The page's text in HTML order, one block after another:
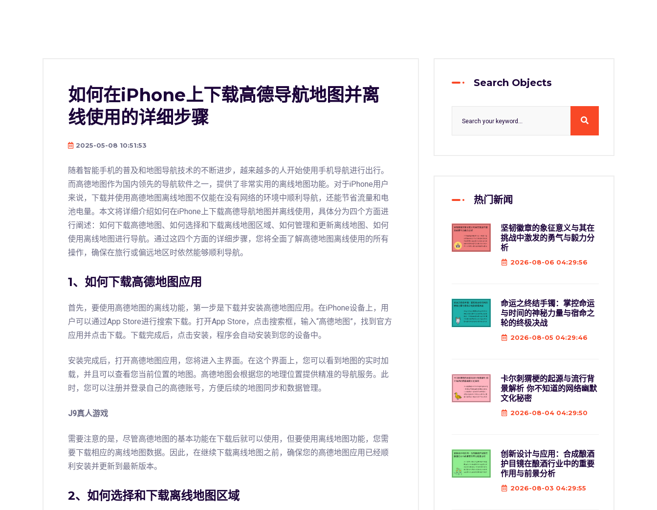
如何在iPhone上下载高德导航地图并离
线使用的详细步骤
2025-05-08 10:51:53
随着智能手机的普及和地图导航技术的不断进步，越来越多的人开始使用手机导航进行出行。
而高德地图作为国内领先的导航软件之一，提供了非常实用的离线地图功能。对于iPhone用户
来说，下载并使用高德地图离线地图不仅能在没有网络的环境中顺利导航，还能节省流量和电
池电量。本文将详细介绍如何在iPhone上下载高德导航地图并离线使用，具体分为四个方面进
行阐述：如何下载高德地图、如何选择和下载离线地图区域、如何管理和更新离线地图、如何
使用离线地图进行导航。通过这四个方面的详细步骤，您将全面了解高德地图离线使用的所有
操作，确保在旅行或偏远地区时依然能够顺利导航。
1、如何下载高德地图应用
首先，要使用高德地图的离线功能，第一步是下载并安装高德地图应用。在iPhone设备上，用
户可以通过App Store进行搜索下载。打开App Store，点击搜索框，输入“高德地图”，找到官方
应用并点击下载。下载完成后，点击安装，程序会自动安装到您的设备中。
安装完成后，打开高德地图应用，您将进入主界面。在这个界面上，您可以看到地图的实时加
载，并且可以查看您当前位置的地图。高德地图会根据您的地理位置提供精准的导航服务。此
时，您可以注册并登录自己的高德账号，方便后续的地图同步和数据管理。
J9真人游戏
需要注意的是，尽管高德地图的基本功能在下载后就可以使用，但要使用离线地图功能，您需
要下载相应的离线地图数据。因此，在继续下载离线地图之前，确保您的高德地图应用已经顺
利安装并更新到最新版本。
2、如何选择和下载离线地图区域
Search Objects
热门新闻
坚韧徽章的象征意义与其在
挑战中激发的勇气与毅力分
析
2026-08-06 04:29:56
命运之终结手镯：掌控命运
与时间的神秘力量与宿命之
轮的终极决战
2026-08-05 04:29:46
卡尔刺猬梗的起源与流行背
景解析 你不知道的网络幽默
文化秘密
2026-08-04 04:29:50
创新设计与应用：合成酿酒
护目镜在酿酒行业中的重要
作用与前景分析
2026-08-03 04:29:55